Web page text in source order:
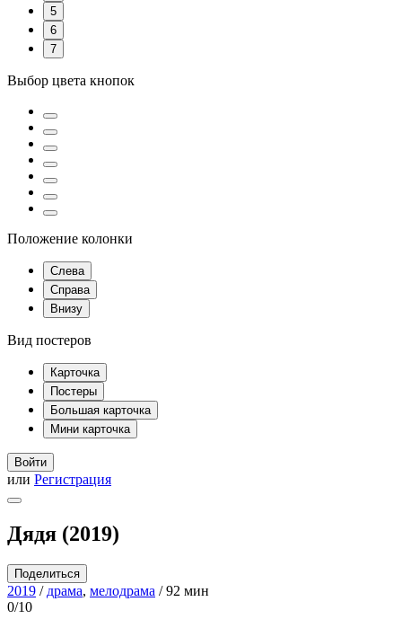
5
6
7
Выбор цвета кнопок
Положение колонки
Слева
Справа
Внизу
Вид постеров
Карточка
Постеры
Большая карточка
Мини карточка
Войти
или Регистрация
Дядя (2019)
Поделиться
2019 / драма, мелодрама / 92 мин
0/10